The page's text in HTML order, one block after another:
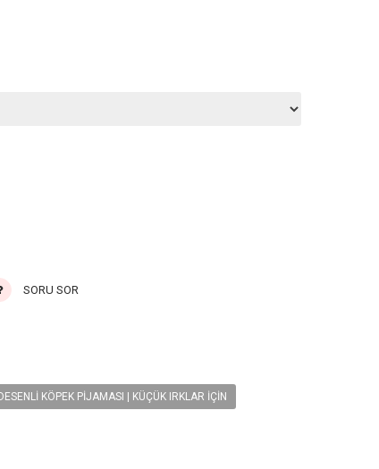
SORU SOR
KÖPEK PIJAMASI | KÜÇÜK IRKLAR İÇIN